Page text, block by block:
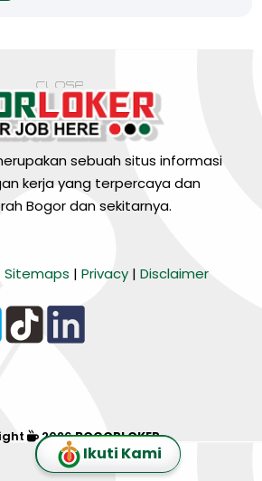
sebuah situs informasi
kerja yang terpercaya dan
Bogor dan sekitarnya.
Sitemaps | Privacy | Disclaimer
2026BOGORLOKER
Ikuti Kami